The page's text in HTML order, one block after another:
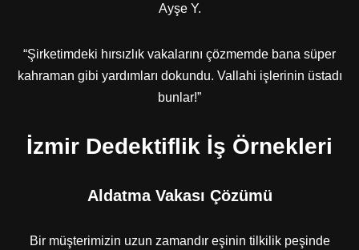
Ayşe Y.
“Şirketimdeki hırsızlık vakalarını çözmemde bana süper
kahraman gibi yardımları dokundu. Vallahi işlerinin üstadı
bunlar!”
İzmir Dedektiflik İş Örnekleri
Aldatma Vakası Çözümü
Bir müşterimizin uzun zamandır eşinin tilkilik peşinde